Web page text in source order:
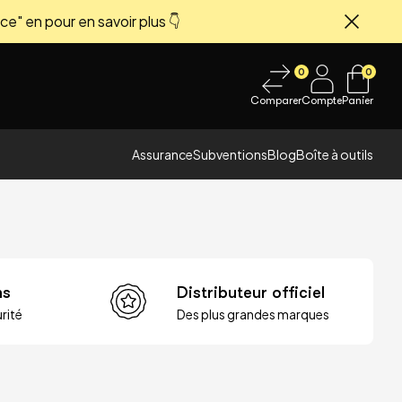
en pour en savoir plus 👇
0
ComparerCompte
0
Panier
AssuranceSubventionsBlogBoîte à outils
Distributeur officiel
Des plus grandes marques